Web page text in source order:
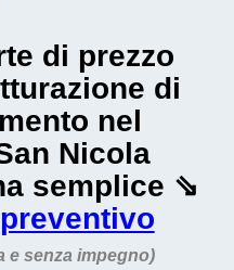
di prezzo
di
nel
Nicola
semplice ⇘
e senza impegno)